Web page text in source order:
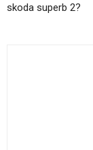
skoda superb 2?